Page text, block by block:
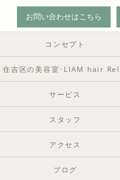
お問い合わせはこちら
コンセプト
サービス
スタッフ
アクセス
ブログ